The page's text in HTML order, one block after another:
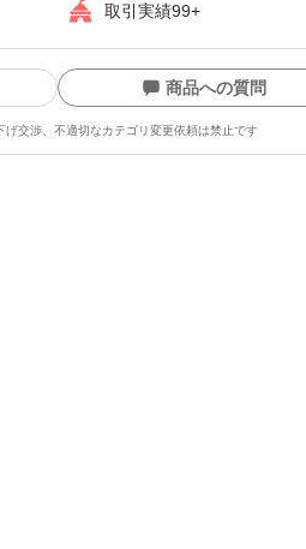
取引実績99+
商品への質問
げ交渉、不適切なカテゴリ変更依頼は禁止です